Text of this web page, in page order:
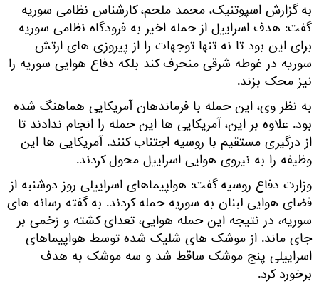
به گزارش اسپوتنیک، محمد ملحم، کارشناس نظامی سوریه
گفت: هدف اسراییل از حمله اخیر به فرودگاه نظامی سوریه
برای این بود تا نه تنها توجهات را از پیروزی های ارتش
سوریه در غوطه شرقی منحرف کند بلکه دفاع هوایی سوریه را
نیز محک بزند.
به نظر وی، این حمله با فرماندهان آمریکایی هماهنگ شده
بود. علاوه بر این، آمریکایی ها این حمله را انجام ندادند تا
از درگیری مستقیم با روسیه اجتناب کنند. آمریکایی ها این
وظیفه را به نیروی هوایی اسراییل محول کردند.
وزارت دفاع روسیه گفت: هواپیماهای اسراییلی روز دوشنبه از
فضای هوایی لبنان به سوریه حمله کردند. به گفته رسانه های
سوریه، در نتیجه این حمله هوایی، تعدای کشته و زخمی بر
جای ماند. از موشک های شلیک شده توسط هواپیماهای
اسراییلی پنج موشک ساقط شد و سه موشک به هدف
برخورد کرد.